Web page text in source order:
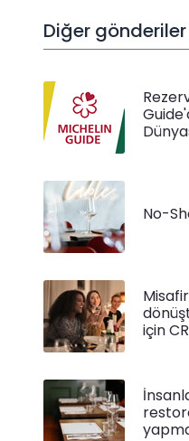
Diğer gönderiler
No-
için